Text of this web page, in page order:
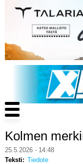
pääsisältöön
Main
navigation
Kolmen
25.5.2026 - 14:48
Teksti
Tiedote